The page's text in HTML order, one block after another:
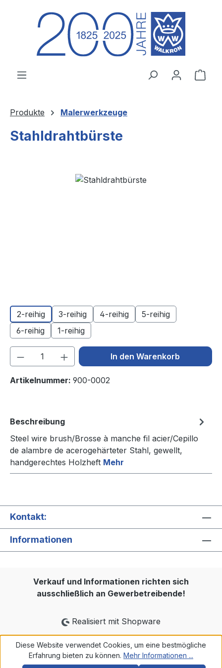
Zum Hauptinhalt springen
Produkte Malerwerkzeuge
Stahldrahtbürste
Bildergalerie überspringen
2-reihig 3-reihig 4-reihig
5-reihig
6-reihig
1-reihig
Produkt Anzahl: Gib denIn den Warenkorb
Artikelnummer: 900-0002
Beschreibung
Steel wire brush/Brosse à manche fil acier/Cepillo
de alambre de acerogehärteter Stahl, gewellt,
handgerechtes Holzheft Mehr
Kontakt:
Informationen
Verkauf und Informationen richten sich
ausschließlich an Gewerbetreibende!
Realisiert mit Shopware
Diese Website verwendet Cookies, um eine bestmögliche
Erfahrung bieten zu können. Mehr Informationen ...